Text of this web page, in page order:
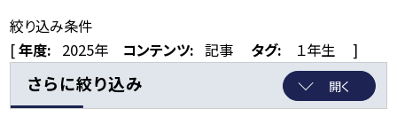
絞り込み条件
[年度: 2025年 コンテンツ: 記事 タグ: １年生 ]
さらに絞り込み 開く